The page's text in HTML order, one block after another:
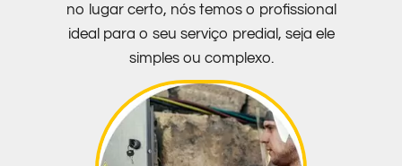
no lugar certo, nós temos o profissional
ideal para o seu serviço predial, seja ele
simples ou complexo.